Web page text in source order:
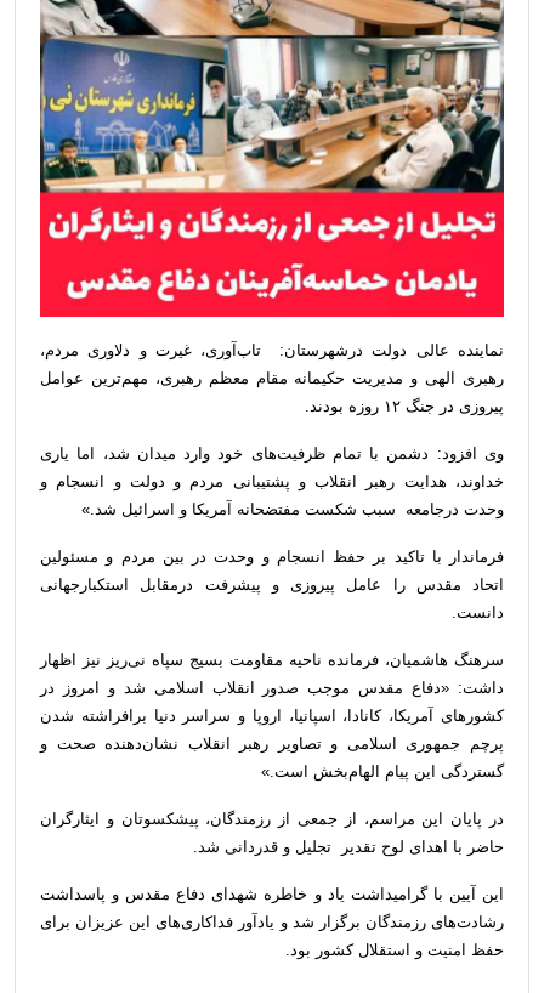
نماینده عالی دولت درشهرستان: تاب‌آوری، غیرت و دلاوری مردم،
رهبری الهی و مدیریت حکیمانه مقام معظم رهبری، مهم‌ترین عوامل
پیروزی در جنگ ۱۲ روزه بودند.
وی افزود: دشمن با تمام ظرفیت‌های خود وارد میدان شد، اما یاری
خداوند، هدایت رهبر انقلاب و پشتیبانی مردم و دولت و انسجام و
وحدت درجامعه سبب شکست مفتضحانه آمریکا و اسرائیل شد.»
فرماندار با تاکید بر حفظ انسجام و وحدت در بین مردم و مسئولین
اتحاد مقدس را عامل پیروزی و پیشرفت درمقابل استکبارجهانی
دانست.
سرهنگ هاشمیان، فرمانده ناحیه مقاومت بسیج سپاه نی‌ریز نیز اظهار
داشت: «دفاع مقدس موجب صدور انقلاب اسلامی شد و امروز در
کشورهای آمریکا، کانادا، اسپانیا، اروپا و سراسر دنیا برافراشته شدن
پرچم جمهوری اسلامی و تصاویر رهبر انقلاب نشان‌دهنده صحت و
گستردگی این پیام الهام‌بخش است.»
در پایان این مراسم، از جمعی از رزمندگان، پیشکسوتان و ایثارگران
حاضر با اهدای لوح تقدیر تجلیل و قدردانی شد.
این آیین با گرامیداشت یاد و خاطره شهدای دفاع مقدس و پاسداشت
رشادت‌های رزمندگان برگزار شد و یادآور فداکاری‌های این عزیزان برای
حفظ امنیت و استقلال کشور بود.